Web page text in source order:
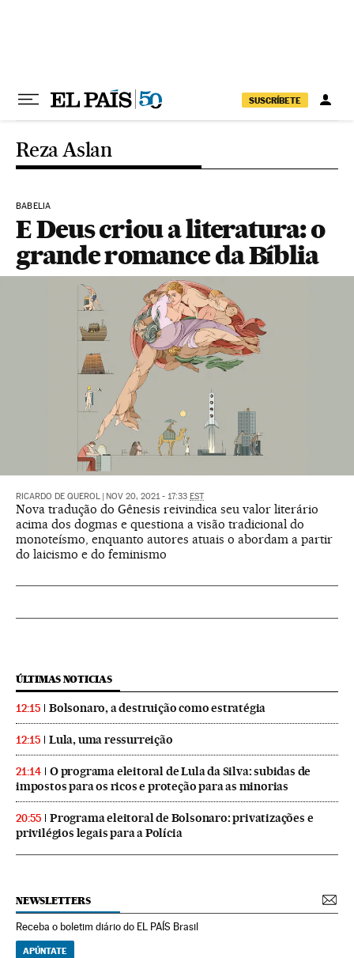
SUSCRÍBETE
Reza Aslan
BABELIA
E Deus criou a literatura: o
grande romance da Bíblia
RICARDO DE QUEROL NOV 20, 2021 - 17:33 EST
Nova tradução do Gênesis reivindica seu valor literário
acima dos dogmas e questiona a visão tradicional do
monoteísmo, enquanto autores atuais o abordam a partir
do laicismo e do feminismo
ÚLTIMAS NOTICIAS
12:15 Bolsonaro, a destruição como estratégia
12:15 Lula, uma ressurreição
21:14
O programa eleitoral de Lula da Silva: subidas de
impostos para os ricos e proteção para as minorias
20:55
Programa eleitoral de Bolsonaro: privatizações e
privilégios legais para a Polícia
NEWSLETTERS
Receba o boletim diário do EL PAÍS Brasil
APÚNTATE